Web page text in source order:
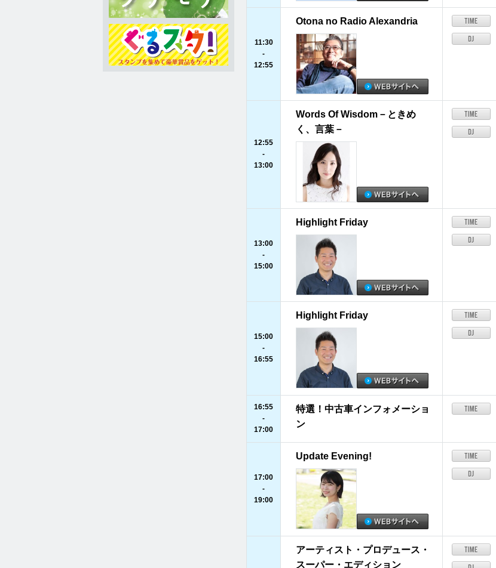
11:30
-
12:55
Otona no Radio Alexandria
12:55
-
13:00
Words Of Wisdom－ときめ
く、言葉－
13:00
-
15:00
Highlight Friday
15:00
-
16:55
Highlight Friday
16:55
-
17:00
特選！中古車インフォメーショ
ン
17:00
-
19:00
Update Evening!
アーティスト・プロデュース・
スーパー・エディション